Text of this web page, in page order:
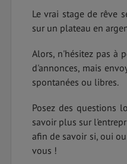
Le vrai stage de rêve
sur un plateau en
Alors, n'hésitez pas à
d'annonces, mais
spontanées ou libres.
Posez des questions
savoir plus sur
afin de savoir si, oui
vous !